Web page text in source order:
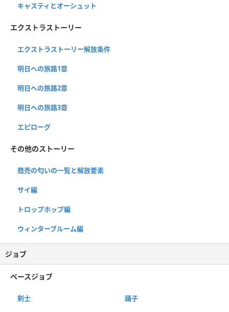
キャスティとオーシュット
エクストラストーリー
エクストラストーリー解放条件
明日への旅路1章
明日への旅路2章
明日への旅路3章
エピローグ
その他のストーリー
商売の匂いの一覧と解放要素
サイ編
トロップホップ編
ウィンターブルーム編
ジョブ
ベースジョブ
剣士 踊子